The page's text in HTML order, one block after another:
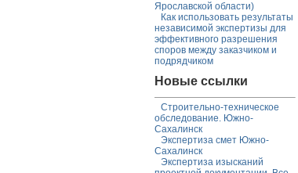
Ярославской области)
Как использовать результаты
независимой экспертизы для
эффективного разрешения
споров между заказчиком и
подрядчиком
Новые ссылки
Строительно-техническое
обследование. Южно-
Сахалинск
Экспертиза смет Южно-
Сахалинск
Экспертиза изысканий